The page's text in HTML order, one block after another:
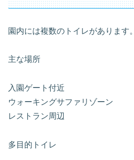
園内には複数のトイレがあります。
主な場所
入園ゲート付近
ウォーキングサファリゾーン
レストラン周辺
多目的トイレ